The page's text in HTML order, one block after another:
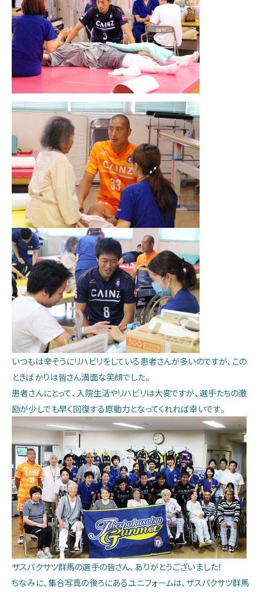
いつもは辛そうにリハビリをしている患者さんが多いのですが、この
ときばかりは皆さん満面な笑顔でした。
患者さんにとって、入院生活やリハビリは大変ですが、選手たちの激
励が少しでも早く回復する原動力となってくれれば幸いです。
ザスパクサツ群馬の選手の皆さん、ありがとうございました！
ちなみに、集合写真の後ろにあるユニフォームは、ザスパクサツ群馬